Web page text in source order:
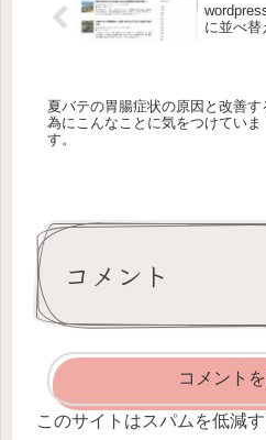
に並べ替
夏バテの胃腸症状の原因と改善す
為にこんなことに気をつけていま
す。
コメント
コメント
このサイトはスパムを低減